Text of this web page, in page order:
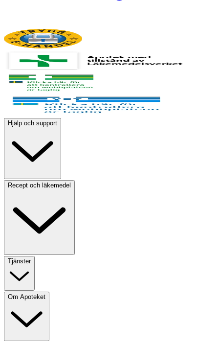
Hjälp och support
Recept och läkemedel
Tjänster
Om Apoteket